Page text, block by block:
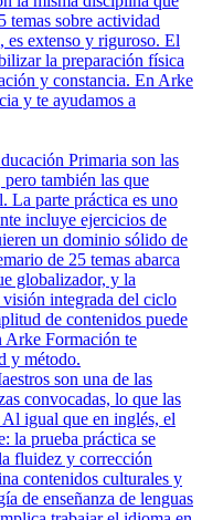
temas sobre actividad
es extenso y riguroso. El
la preparación física
y constancia. En Arke
y te ayudamos a
Primaria son las
también las que
La parte práctica es uno
incluye ejercicios de
un dominio sólido de
de 25 temas abarca
globalizador, y la
integrada del ciclo
de contenidos puede
Arke Formación te
y método.
son una de las
convocadas, lo que las
igual que en inglés, el
la prueba práctica se
fluidez y corrección
contenidos culturales y
de enseñanza de lenguas